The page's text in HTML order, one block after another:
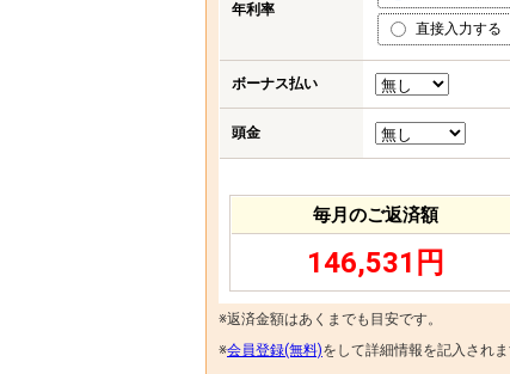
年利率
直接入力する
ボーナス払い
頭金
毎月のご返済額
146,531円
※返済金額はあくまでも目安です。
※会員登録(無料)をして詳細情報を記入され